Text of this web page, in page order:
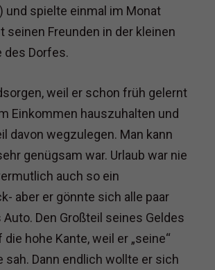
und spielte einmal im Monat
seinen Freunden in der kleinen
des Dorfes.
weil er schon früh gelernt
Einkommen hauszuhalten und
davon wegzulegen. Man kann
genügsam war. Urlaub war nie
auch so ein
aber er gönnte sich alle paar
Den Großteil seines Geldes
hohe Kante, weil er „seine“
sah. Dann endlich wollte er sich